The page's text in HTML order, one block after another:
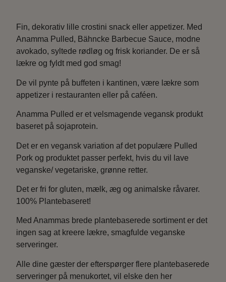
Fin, dekorativ lille crostini snack eller appetizer. Med
Anamma Pulled, Bähncke Barbecue Sauce, modne
avokado, syltede rødløg og frisk koriander. De er så
lækre og fyldt med god smag!
De vil pynte på buffeten i kantinen, være lækre som
appetizer i restauranten eller på caféen.
Anamma Pulled er et velsmagende vegansk produkt
baseret på sojaprotein.
Det er en vegansk variation af det populære Pulled
Pork og produktet passer perfekt, hvis du vil lave
veganske/ vegetariske, grønne retter.
Det er fri for gluten, mælk, æg og animalske råvarer.
100% Plantebaseret!
Med Anammas brede plantebaserede sortiment er det
ingen sag at kreere lækre, smagfulde veganske
serveringer.
Alle dine gæster der efterspørger flere plantebaserede
serveringer på menukortet, vil elske den her